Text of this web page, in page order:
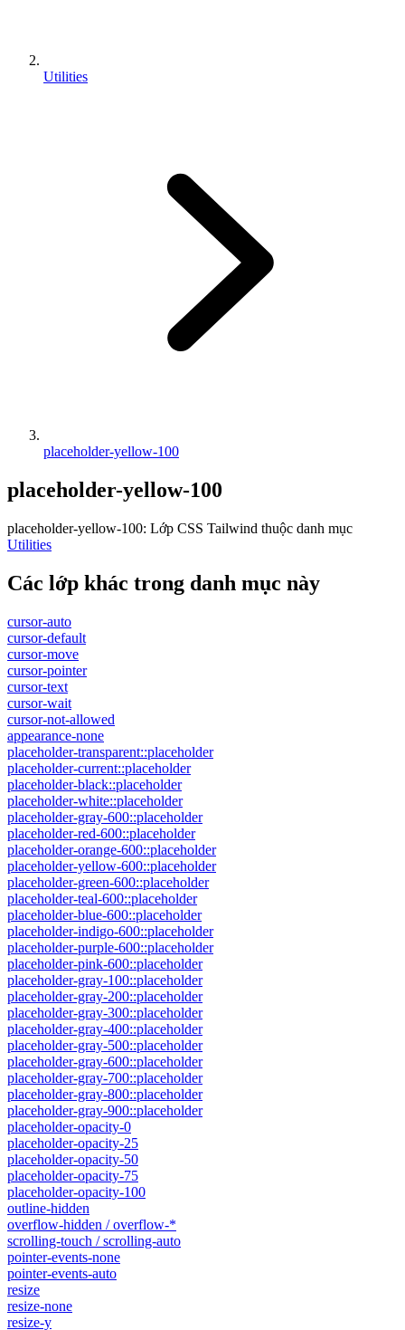
Utilities
placeholder-yellow-100
placeholder-yellow-100
placeholder-yellow-100: Lớp CSS Tailwind thuộc danh mục
Utilities
Các lớp khác trong danh mục này
cursor-auto
cursor-default
cursor-move
cursor-pointer
cursor-text
cursor-wait
cursor-not-allowed
appearance-none
placeholder-transparent::placeholder
placeholder-current::placeholder
placeholder-black::placeholder
placeholder-white::placeholder
placeholder-gray-600::placeholder
placeholder-red-600::placeholder
placeholder-orange-600::placeholder
placeholder-yellow-600::placeholder
placeholder-green-600::placeholder
placeholder-teal-600::placeholder
placeholder-blue-600::placeholder
placeholder-indigo-600::placeholder
placeholder-purple-600::placeholder
placeholder-pink-600::placeholder
placeholder-gray-100::placeholder
placeholder-gray-200::placeholder
placeholder-gray-300::placeholder
placeholder-gray-400::placeholder
placeholder-gray-500::placeholder
placeholder-gray-600::placeholder
placeholder-gray-700::placeholder
placeholder-gray-800::placeholder
placeholder-gray-900::placeholder
placeholder-opacity-0
placeholder-opacity-25
placeholder-opacity-50
placeholder-opacity-75
placeholder-opacity-100
outline-hidden
overflow-hidden / overflow-*
scrolling-touch / scrolling-auto
pointer-events-none
pointer-events-auto
resize
resize-none
resize-y